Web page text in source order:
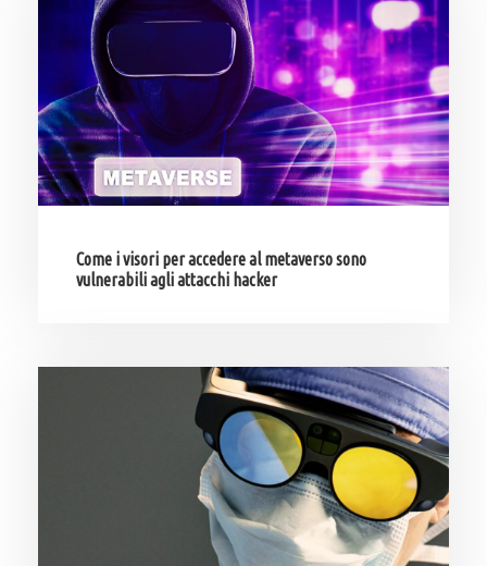
Come i visori per accedere al metaverso sono
vulnerabili agli attacchi hacker